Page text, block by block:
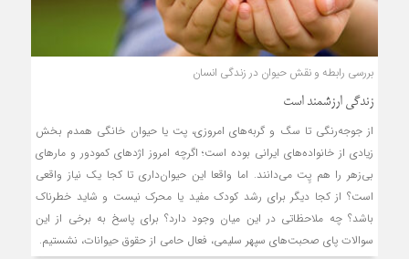
بررسی رابطه و نقش حیوان در زندگی انسان
زندگی ارزشمند است
از جوجه‌رنگی تا سگ و گربه‌های امروزی،‌ پت یا حیوان خانگی همدم بخش
زیادی از خانواده‌های ایرانی بوده است؛ اگرچه امروز اژدهای کمودور و مارهای
بی‌زهر را هم پِت می‌دانند. اما واقعا این حیوان‌داری تا کجا یک نیاز واقعی
است؟ از کجا دیگر برای رشد کودک مفید یا محرک نیست و شاید خطرناک
باشد؟ چه‌ ملاحظاتی در این میان وجود دارد؟ برای پاسخ به برخی از این
سوالات پای صحبت‌های سپهر سلیمی، فعال حامی از حقوق حیوانات، نشستیم.